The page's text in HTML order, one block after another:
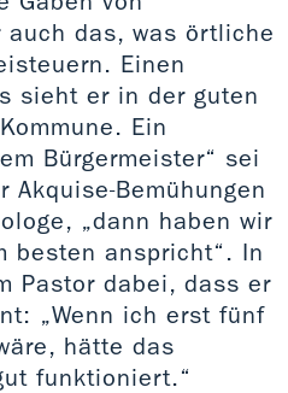
auch das, was örtliche
Einen
sieht er in der guten
Ein
Bürgermeister“ sei
Bemühungen
„dann haben wir
besten anspricht“. In
Pastor dabei, dass er
„Wenn ich erst fünf
hätte das
funktioniert.“